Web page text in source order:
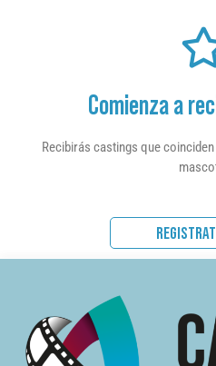
Comienza a
Recibirás castings que